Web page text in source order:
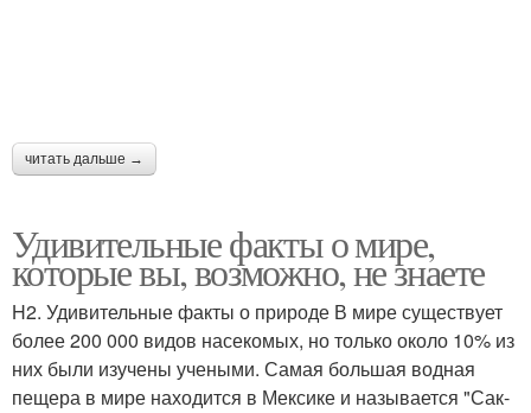
читать дальше →
Удивительные факты о мире,
которые вы, возможно, не знаете
H2. Удивительные факты о природе В мире существует
более 200 000 видов насекомых, но только около 10% из
них были изучены учеными. Самая большая водная
пещера в мире находится в Мексике и называется "Сак-